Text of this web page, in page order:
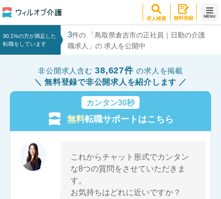
求人検索 無料登録 MENU
90.1%の方が満足した
転職をしています
3件の 「鳥取県倉吉市の正社員｜日勤の介護
職求人」の 求人を公開中
非公開求人含む38,627件の求人を掲載
無料登録で非公開求人を紹介します
カンタン30秒
無料転職サポートはこちら
これからチャット形式でカンタン
な8つの質問をさせていただきま
す。
お気持ちはどれに近いですか？